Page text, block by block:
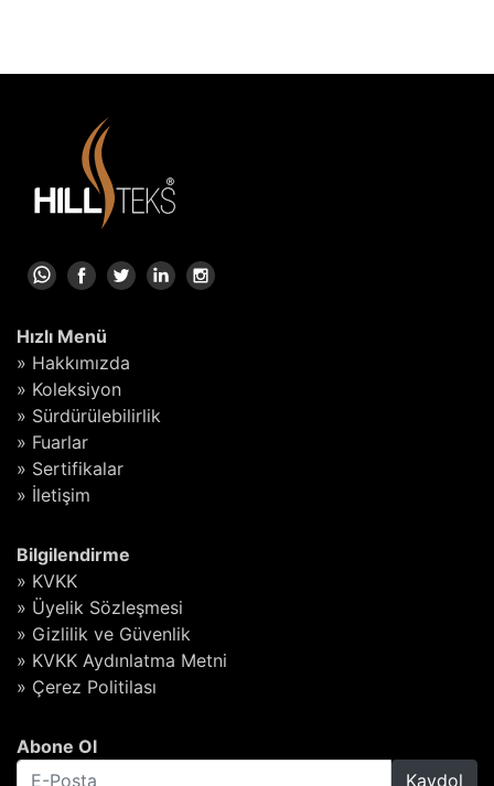
Hızlı Menü
» Hakkımızda
» Koleksiyon
» Sürdürülebilirlik
» Fuarlar
» Sertifikalar
» İletişim
Bilgilendirme
» KVKK
» Üyelik Sözleşmesi
» Gizlilik ve Güvenlik
» KVKK Aydınlatma Metni
» Çerez Politilası
Abone Ol
Kaydol